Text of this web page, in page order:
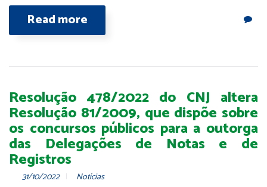
Read more
Resolução 478/2022 do CNJ altera
Resolução 81/2009, que dispõe sobre
os concursos públicos para a outorga
das Delegações de Notas e de
Registros
31/10/2022 Notícias